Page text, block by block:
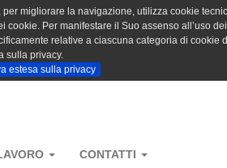
migliorare la navigazione, utilizza cookie
Per manifestare il Suo assenso all’uso
relative a ciascuna categoria di
sulla privacy.
estesa sulla privacy
CONTATTI